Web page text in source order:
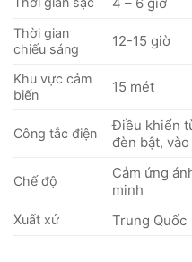
Thời gian
chiếu sáng
12-15 giờ
Khu vực cảm
biến
15 mét
Công tắc điện
Điều khiển
đèn bật,
Chế độ
Cảm ứng
minh
Xuất xứ Trung Quốc